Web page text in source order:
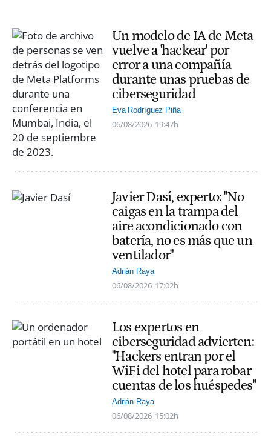
Un modelo de IA de Meta
vuelve a 'hackear' por
error a una compañía
durante unas pruebas de
ciberseguridad
Eva Rodríguez Piña
06/08/2026 19:47h
Javier Dasí, experto: "No
caigas en la trampa del
aire acondicionado con
batería, no es más que un
ventilador"
Adrián Raya
06/08/2026 17:02h
Los expertos en
ciberseguridad advierten:
"Hackers entran por el
WiFi del hotel para robar
cuentas de los huéspedes"
Adrián Raya
06/08/2026 15:02h